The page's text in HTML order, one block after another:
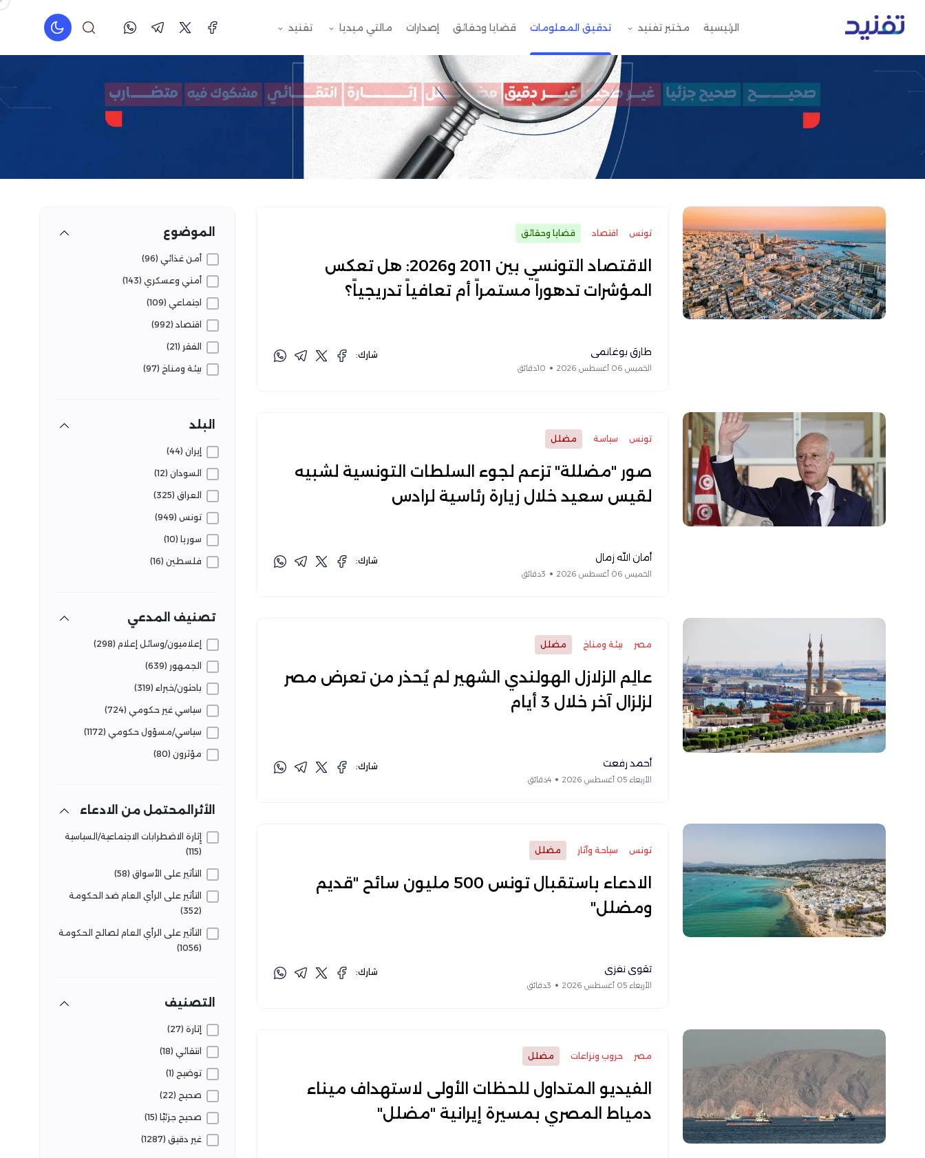
الرئيسية مختبر تفنيد تدقيق المعلومات قضايا وحقائق إصدارات مالتي ميديا تفنيد
تونس اقتصاد قضايا وحقائق
الاقتصاد التونسي بين 2011 و2026: هل تعكس
المؤشرات تدهوراً مستمراً أم تعافياً تدريجياً؟
طارق بوغانمي
الخميس 06 أغسطس 2026 10دقائق
شارك:
تونس سياسة مضلل
صور "مضللة" تزعم لجوء السلطات التونسية لشبيه
لقيس سعيد خلال زيارة رئاسية لرادس
أمان الله زمال
الخميس 06 أغسطس 2026 3دقائق
شارك:
مصر بيئة ومناخ مضلل
عالِم الزلازل الهولندي الشهير لم يُحذر من تعرض مصر
لزلزال آخر خلال 3 أيام
أحمد رفعت
الأربعاء 05 أغسطس 2026 4دقائق
شارك:
تونس سياحة وآثار مضلل
الادعاء باستقبال تونس 500 مليون سائح "قديم
ومضلل"
تقوى نفزي
الأربعاء 05 أغسطس 2026 3دقائق
شارك:
مصر حروب ونزاعات مضلل
الفيديو المتداول للحظات الأولى لاستهداف ميناء
دمياط المصري بمسيرة إيرانية "مضلل"
الموضوع
أمن غذائي (96)
أمني وعسكري (143)
اجتماعي (109)
اقتصاد (992)
الفقر (21)
بيئة ومناخ (97)
حوكمة (109)
دين (21)
رياضة (41)
زراعة (106)
سكان (222)
سياحة وآثار (52)
صحة (174)
البلد
إيران (44)
السودان (12)
العراق (325)
تونس (949)
سوريا (10)
فلسطين (16)
تصنيف المدعي
إعلاميون/وسائل إعلام (298)
الجمهور (639)
باحثون/خبراء (319)
سياسي غير حكومي (724)
سياسي/مسؤول حكومي (1172)
مؤثرون (80)
الأثرالمحتمل من الادعاء
إِثارة الاضطرابات الاجتماعية/السياسية
(115)
التأثير على الأسواق (58)
التأثير على الرأي العام ضد الحكومة
(352)
التأثير على الرأي العام لصالح الحكومة
(1056)
التلاعب بالجمهور لحصد مشاهدات
العام (1078)
تصريحات مبنية على معلومات خاطئة
(40)
تقويض الثقة في المؤسسات (51)
التصنيف
إثارة (27)
انتقائي (18)
توضيح (1)
صحيح (22)
صحيح جزئيًا (15)
غير دقيق (1287)